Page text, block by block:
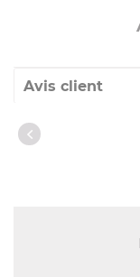
Avis client
Nos clients ont